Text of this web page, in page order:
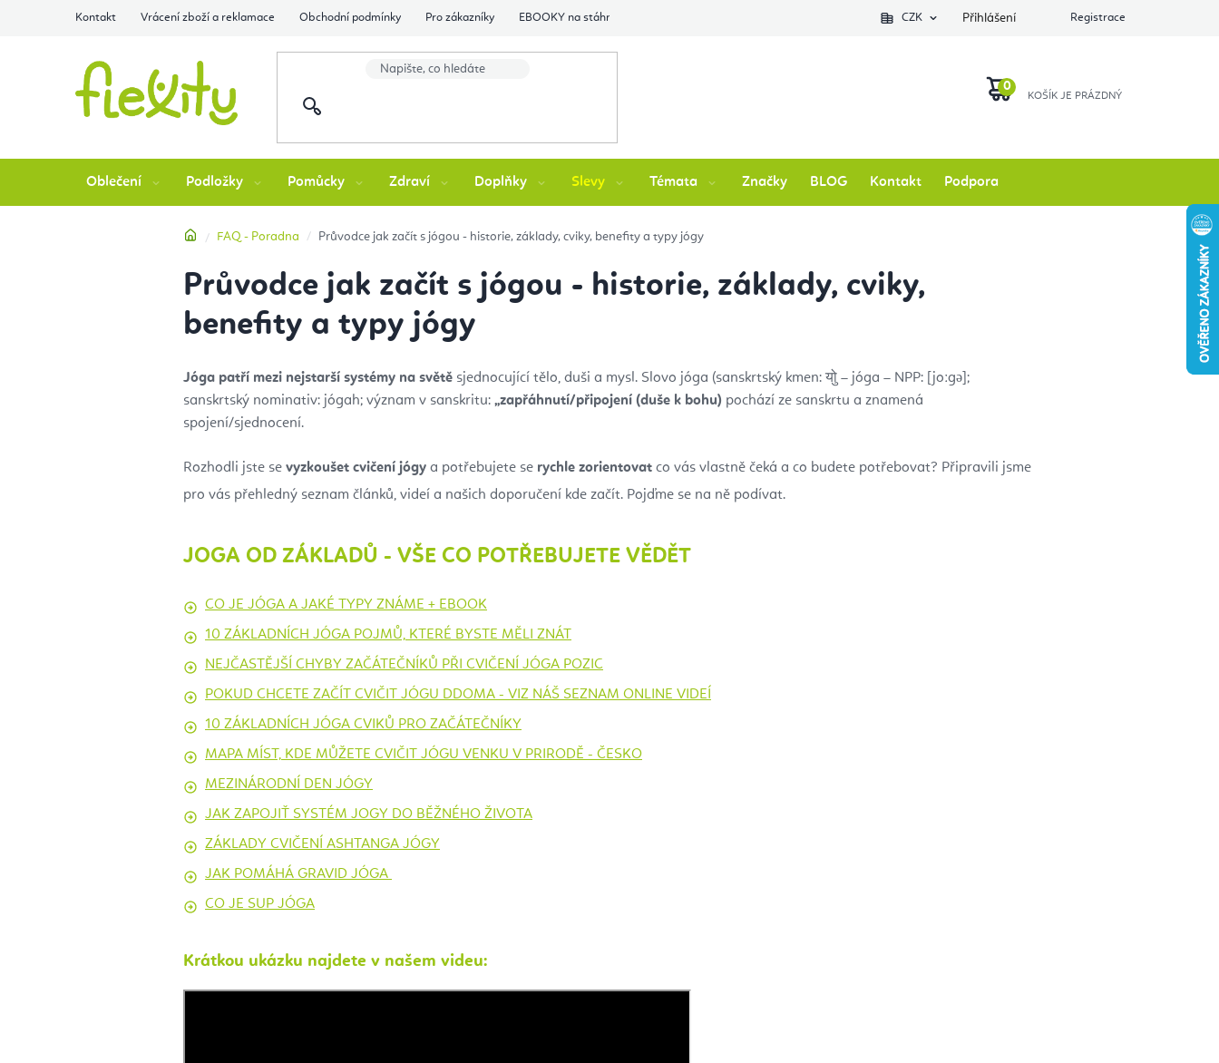
Kontakt Vrácení zboží a reklamace Obchodní podmínky Pro zákazníky EBOOKY na stáhnutí Podlozkynajogu.cz Zkontrolovat stav objednávky O nás
CZK Přihlášení Registrace
KOŠÍK
Oblečení Podložky Pomůcky Zdraví Doplňky Slevy Témata Značky BLOG Kontakt Podpora
DomůFAQ - Poradna Průvodce jak začít s jógou - historie, základy, cviky, benefity a typy jógy
Průvodce jak začít s jógou - historie, základy, cviky,
benefity a typy jógy
Jóga patří mezi nejstarší systémy na světě sjednocující tělo, duši a mysl. Slovo jóga (sanskrtský kmen: योु – jóga – NPP: [joːgə];
sanskrtský nominativ: jógah; význam v sanskritu: „zapřáhnutí/připojení (duše k bohu) pochází ze sanskrtu a znamená
spojení/sjednocení.
Rozhodli jste se vyzkoušet cvičení jógy a potřebujete se rychle zorientovat co vás vlastně čeká a co budete potřebovat? Připravili jsme
pro vás přehledný seznam článků, videí a našich doporučení kde začít. Pojďme se na ně podívat.
JOGA OD ZÁKLADŮ - VŠE CO POTŘEBUJETE VĚDĚT
CO JE JÓGA A JAKÉ TYPY ZNÁME + EBOOK
10 ZÁKLADNÍCH JÓGA POJMŮ, KTERÉ BYSTE MĚLI ZNÁT
NEJČASTĚJŠÍ CHYBY ZAČÁTEČNÍKŮ PŘI CVIČENÍ JÓGA POZIC
POKUD CHCETE ZAČÍT CVIČIT JÓGU DDOMA - VIZ NÁŠ SEZNAM ONLINE VIDEÍ
10 ZÁKLADNÍCH JÓGA CVIKŮ PRO ZAČÁTEČNÍKY
MAPA MÍST, KDE MŮŽETE CVIČIT JÓGU VENKU V PRIRODĚ - ČESKO
MEZINÁRODNÍ DEN JÓGY
JAK ZAPOJIŤ SYSTÉM JOGY DO BĚŽNÉHO ŽIVOTA
ZÁKLADY CVIČENÍ ASHTANGA JÓGY
JAK POMÁHÁ GRAVID JÓGA
CO JE SUP JÓGA
Krátkou ukázku najdete v našem videu: